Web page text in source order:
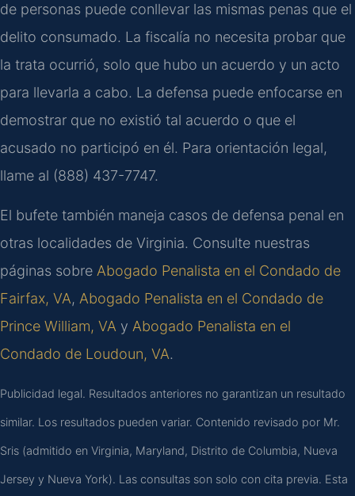
de personas puede conllevar las mismas penas que el
delito consumado. La fiscalía no necesita probar que
la trata ocurrió, solo que hubo un acuerdo y un acto
para llevarla a cabo. La defensa puede enfocarse en
demostrar que no existió tal acuerdo o que el
acusado no participó en él. Para orientación legal,
llame al (888) 437-7747.
El bufete también maneja casos de defensa penal en
otras localidades de Virginia. Consulte nuestras
páginas sobre Abogado Penalista en el Condado de
Fairfax, VA, Abogado Penalista en el Condado de
Prince William, VA y Abogado Penalista en el
Condado de Loudoun, VA.
Publicidad legal. Resultados anteriores no garantizan un resultado
similar. Los resultados pueden variar. Contenido revisado por Mr.
Sris (admitido en Virginia, Maryland, Distrito de Columbia, Nueva
Jersey y Nueva York). Las consultas son solo con cita previa. Esta